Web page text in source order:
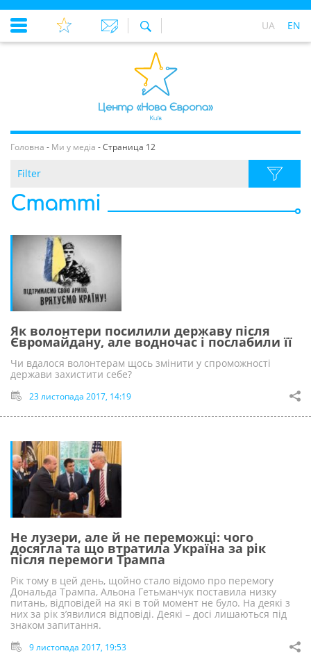
UA EN
Головна - Ми у медіа -Страница 12
Filter
Статті
Як волонтери посилили державу після
Євромайдану, але водночас і послабили її
Чи вдалося волонтерам щось змінити у спроможності
держави захистити себе?
23 листопада 2017, 14:19
Не лузери, але й не переможці: чого
досягла та що втратила Україна за рік
після перемоги Трампа
Рік тому в цей день, щойно стало відомо про перемогу
Дональда Трампа, Альона Гетьманчук поставила низку
питань, відповідей на які в той момент не було. На деякі з
них за рік з’явилися відповіді. Деякі – досі лишаються під
знаком запитання.
9 листопада 2017, 19:53